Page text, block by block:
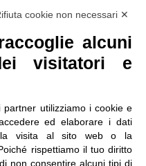
privacy|
note legali
cookie non necessari ✕
alcuni
visitatori e
utilizziamo i cookie e
ed elaborare i dati
la visita al sito web o la
rispettiamo il tuo diritto
non consentire alcuni tipi di